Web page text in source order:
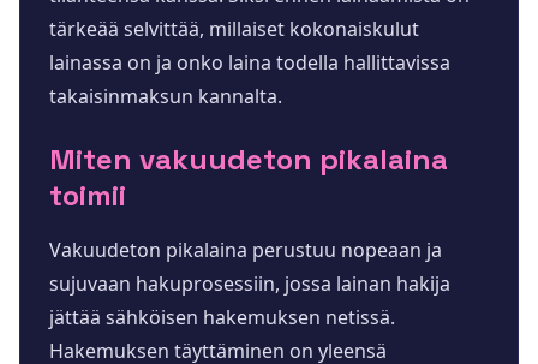
tärkeää selvittää, millaiset kokonaiskulut
lainassa on ja onko laina todella hallittavissa
takaisinmaksun kannalta.
Miten vakuudeton pikalaina
toimii
Vakuudeton pikalaina perustuu nopeaan ja
sujuvaan hakuprosessiin, jossa lainan hakija
jättää sähköisen hakemuksen netissä.
Hakemuksen täyttäminen on yleensä